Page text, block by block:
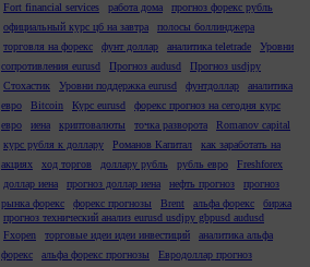
Fort financial services
работа дома
прогноз форекс рубль
официальный курс цб на завтра
полосы боллинджера
торговля на форекс
фунт доллар аналитика teletrade
Уровни
сопротивления eurusd
Прогноз audusd
Прогноз usdjpy
Стохастик
Уровни поддержка eurusd фунтдоллар
аналитика
евро
Bitcoin Курс eurusd
форекс прогноз на сегодня курс
евро
иена криптовалюты точка разворота
Romanov capital
курс рубля к доллару
Романов Капитал
как заработать на
акциях
ход торгов доллару рубль рубль евро
Freshforex
доллар иена
прогноз доллар иена нефть прогноз
прогноз
рынка форекс
форекс прогнозы Brent альфа форекс
биржа
прогноз технический анализ eurusd usdjpy gbpusd audusd
Fxopen
торговые идеи идеи инвестиций
аналитика альфа
форекс
альфа форекс прогнозы
Евродоллар прогноз